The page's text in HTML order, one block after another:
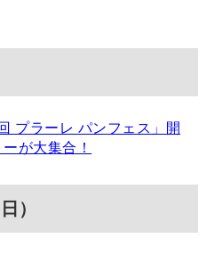
プラーレ パンフェス」開
が大集合！
）